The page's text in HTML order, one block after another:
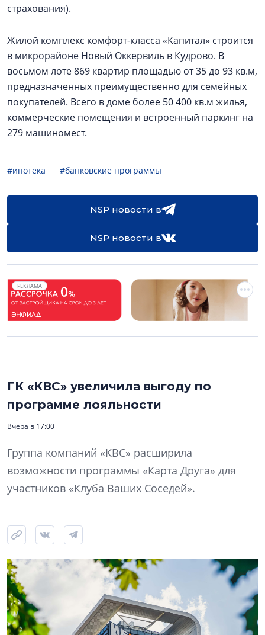
страхования).
Жилой комплекс комфорт-класса «Капитал» строится
в микрорайоне Новый Оккервиль в Кудрово. В
восьмом лоте 869 квартир площадью от 35 до 93 кв.м,
предназначенных преимущественно для семейных
покупателей. Всего в доме более 50 400 кв.м жилья,
коммерческие помещения и встроенный паркинг на
279 машиномест.
#ипотека #банковские программы
NSP новости в
NSP новости в
РЕКЛАМА
ГК «КВС» увеличила выгоду по
программе лояльности
Вчера в 17:00
Группа компаний «КВС» расширила
возможности программы «Карта Друга» для
участников «Клуба Ваших Соседей».